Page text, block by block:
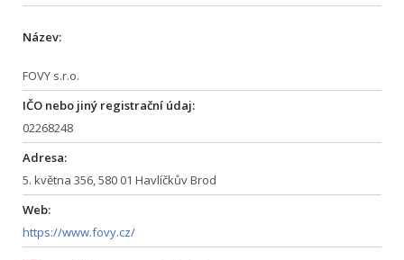
Název:
FOVY s.r.o.
IČO nebo jiný registrační údaj:
02268248
Adresa:
5. května 356, 580 01 Havlíčkův Brod
Web:
https://www.fovy.cz/